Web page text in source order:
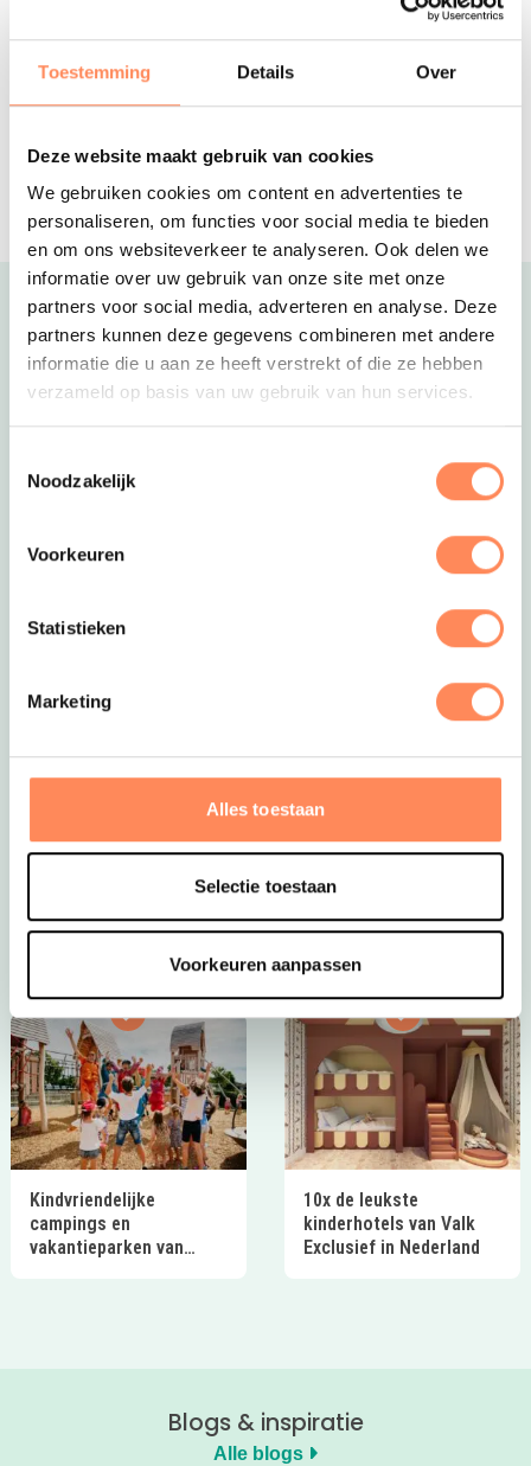
Toestemming Details Over
Deze website maakt gebruik van cookies
We gebruiken cookies om content en advertenties te
personaliseren, om functies voor social media te bieden
en om ons websiteverkeer te analyseren. Ook delen we
informatie over uw gebruik van onze site met onze
partners voor social media, adverteren en analyse. Deze
partners kunnen deze gegevens combineren met andere
informatie die u aan ze heeft verstrekt of die ze hebben
verzameld op basis van uw gebruik van hun services.
Noodzakelijk
Voorkeuren
Statistieken
Marketing
Alles toestaan
Selectie toestaan
Voorkeuren aanpassen
HELLENDOORN -Camping & glamping
Een parkachtige camping in Twente
groepsaccommodaties
Reserveer
Uitgelicht
eindeloos in de natuur, bouwen ze hutten, spetteren ze
avontuur. Een paradijs voor jonge ontdekkers én een
plek waar ouders helemaal tot rust komen.
Bekijk Huttopia de Roos
Kindvriendelijke
campings en
vakantieparken van
10x de leukste
kinderhotels van Valk
Exclusief in Nederland
Blogs & inspiratie
Alle blogs